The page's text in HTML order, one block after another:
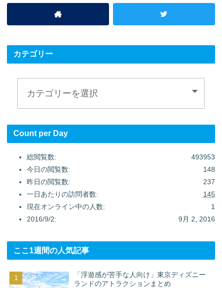
カテゴリー
Count per Day
493953
総閲覧数:
148
今日の閲覧数:
237
昨日の閲覧数:
145
一日あたりの訪問者数:
1
現在オンライン中の人数:
9月 2, 2016
2016/9/2:
ここ1週間の人気記事
「浮遊感が苦手な人向け」東京ディズニー
ランドのアトラクションまとめ